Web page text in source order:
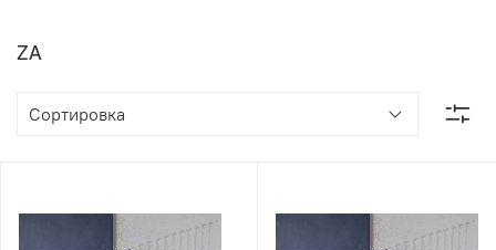
ZA